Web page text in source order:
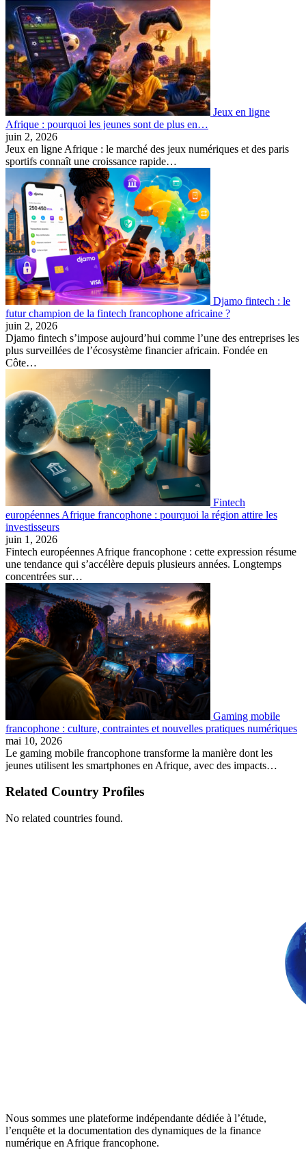
Jeux en ligne
Afrique : pourquoi les jeunes sont de plus en…
juin 2, 2026
Jeux en ligne Afrique : le marché des jeux numériques et des paris
sportifs connaît une croissance rapide…
Djamo fintech : le
futur champion de la fintech francophone africaine ?
juin 2, 2026
Djamo fintech s’impose aujourd’hui comme l’une des entreprises les
plus surveillées de l’écosystème financier africain. Fondée en
Côte…
Fintech
européennes Afrique francophone : pourquoi la région attire les
investisseurs
juin 1, 2026
Fintech européennes Afrique francophone : cette expression résume
une tendance qui s’accélère depuis plusieurs années. Longtemps
concentrées sur…
Gaming mobile
francophone : culture, contraintes et nouvelles pratiques numériques
mai 10, 2026
Le gaming mobile francophone transforme la manière dont les
jeunes utilisent les smartphones en Afrique, avec des impacts…
Related Country Profiles
No related countries found.
Nous sommes une plateforme indépendante dédiée à l’étude,
l’enquête et la documentation des dynamiques de la finance
numérique en Afrique francophone.